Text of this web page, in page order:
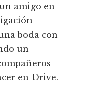
amigo en
boda con
un
en Drive.